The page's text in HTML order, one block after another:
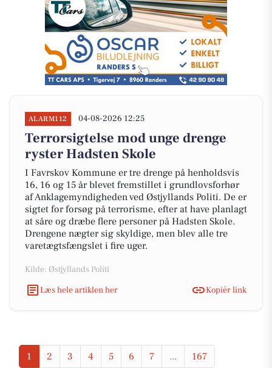
ALARM112 04-08-2026 12:25
Terrorsigtelse mod unge drenge
ryster Hadsten Skole
I Favrskov Kommune er tre drenge på henholdsvis
16, 16 og 15 år blevet fremstillet i grundlovsforhør
af Anklagemyndigheden ved Østjyllands Politi. De er
sigtet for forsøg på terrorisme, efter at have planlagt
at såre og dræbe flere personer på Hadsten Skole.
Drengene nægter sig skyldige, men blev alle tre
varetægtsfængslet i fire uger.
Kilde: Østjyllands Politi
Læs hele artiklen her
Kopiér link
1 2 3 4 5 6 7 ... 167